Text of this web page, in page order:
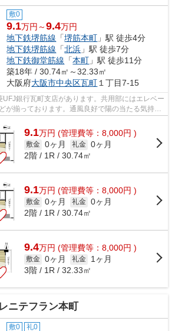
敷0
9.1万円～9.4万円
地下鉄堺筋線 「堺筋本町 」駅 徒歩4分
地下鉄堺筋線 「北浜 」駅 徒歩7分
地下鉄御堂筋線 「本町 」駅 徒歩11分
築18年 / 30.74㎡～32.33㎡
大阪府大阪市中央区瓦町 １丁目7-15
銀行瓦町支店があります。共用部にはエレベー
が揃っております。通風良好で陽の当たる気持ち
ます。満足...
9.1万円 (管理費等：8,000円 )
敷金 0ヶ月 礼金 0ヶ月
2階 / 1R / 30.74㎡
9.1万円 (管理費等：8,000円 )
敷金 0ヶ月 礼金 0ヶ月
2階 / 1R / 30.74㎡
9.4万円 (管理費等：8,000円 )
敷金 0ヶ月 礼金
1ヶ月
3階 / 1R / 32.33㎡
ニテフラン本町
敷0 礼0